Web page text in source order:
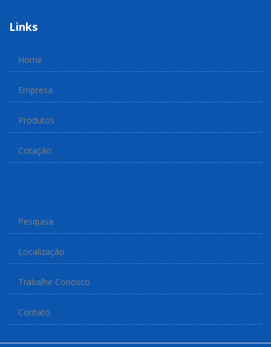
Links
Home
Empresa
Produtos
Cotação
Pesquisa
Localização
Trabalhe Conosco
Contato